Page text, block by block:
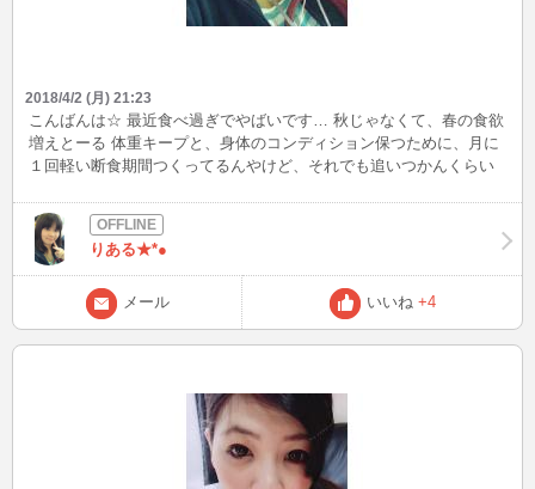
2018/4/2 (月) 21:23
こんばんは☆ 最近食べ過ぎでやばいです… 秋じゃなくて、春の食欲
増えとーる 体重キープと、身体のコンディション保つために、月に
１回軽い断食期間つくってるんやけど、それでも追いつかんくらい
ひとりです これは断食デーにあてねば！
りある★*●
メール いいね +4